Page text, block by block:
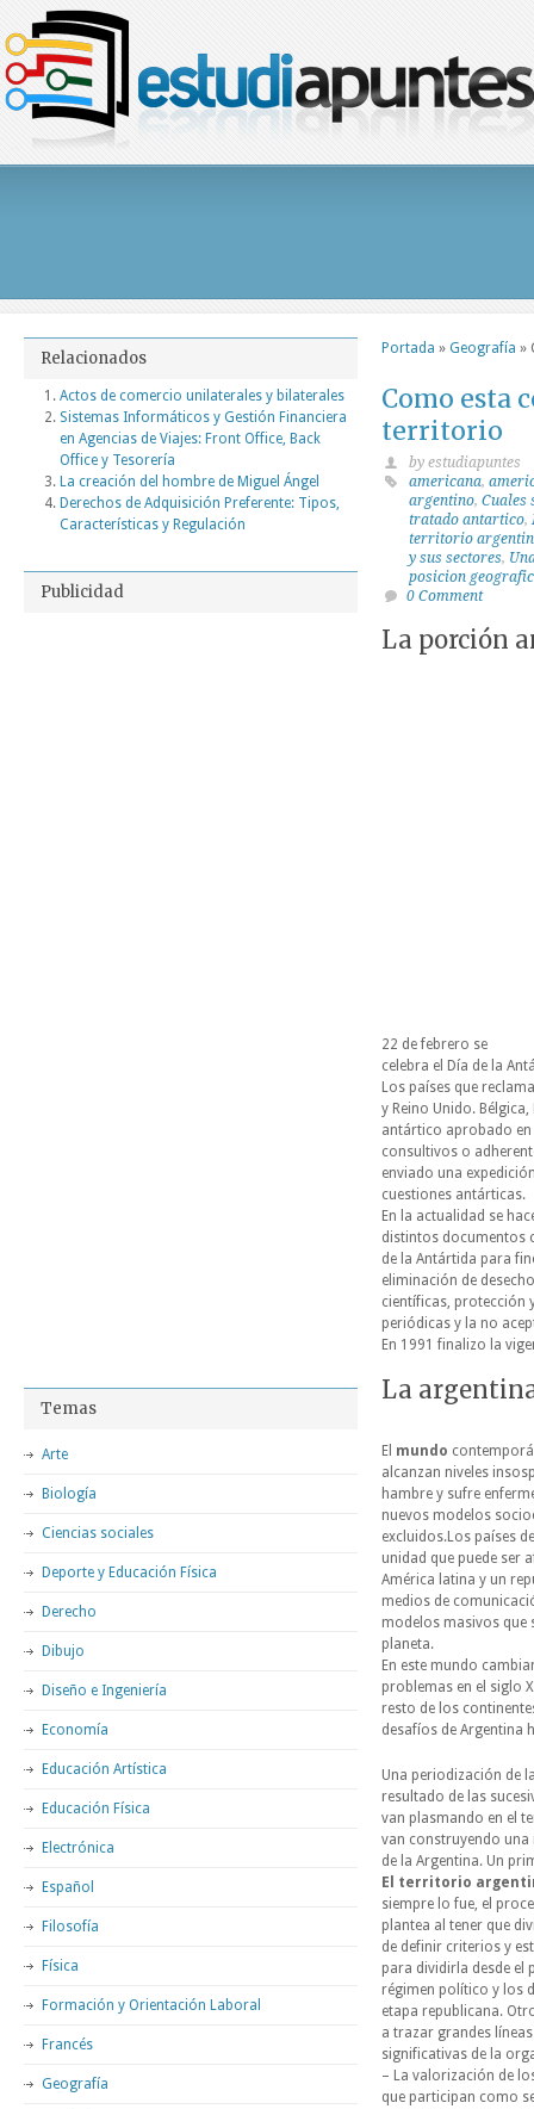
Portada » Geografía »
Como esta
territorio
by estudiapuntes
americana,
argentino, Cuales
tratado antartico,
territorio
y sus sectores,
posicion
0 Comment
La porción
22 de febrero se
celebra el Día de la
Los países que
y Reino Unido.
antártico aprobado en
consultivos o
enviado una
cuestiones antárticas.
En la actualidad se
distintos documentos
de la Antártida para
eliminación de
científicas, protección
periódicas y la no
En 1991 finalizo la
La
El mundo
alcanzan niveles
hambre y sufre
nuevos modelos
excluidos.Los países
unidad que puede ser
América latina y un
medios de
modelos masivos que
planeta.
En este mundo
problemas en el siglo
resto de los
desafíos de Argentina
Una periodización de
resultado de las
van plasmando en el
van construyendo
de la Argentina. Un
El territorio
siempre lo fue, el
plantea al tener que
de definir criterios y
para dividirla desde el
régimen político y los
etapa republicana.
a trazar grandes
significativas de la
– La valorización de
que participan como
Relacionados
Actos de comercio unilaterales y bilaterales
Sistemas Informáticos y Gestión Financiera
en Agencias de Viajes: Front Office, Back
Office y Tesorería
La creación del hombre de Miguel Ángel
Derechos de Adquisición Preferente: Tipos,
Características y Regulación
Publicidad
Temas
Arte
Biología
Ciencias sociales
Deporte y Educación Física
Derecho
Dibujo
Diseño e Ingeniería
Economía
Educación Artística
Educación Física
Electrónica
Español
Filosofía
Física
Formación y Orientación Laboral
Francés
Geografía